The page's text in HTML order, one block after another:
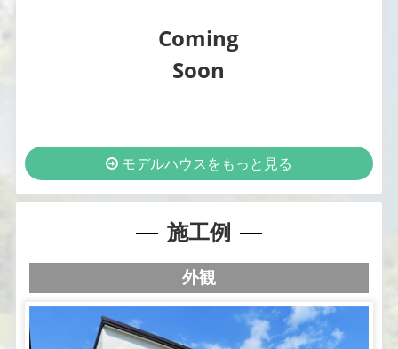
Coming
Soon
モデルハウスをもっと見る
施工例
外観